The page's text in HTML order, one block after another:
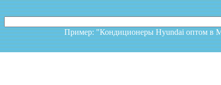
Пример: "Кондиционеры Hyundai оптом